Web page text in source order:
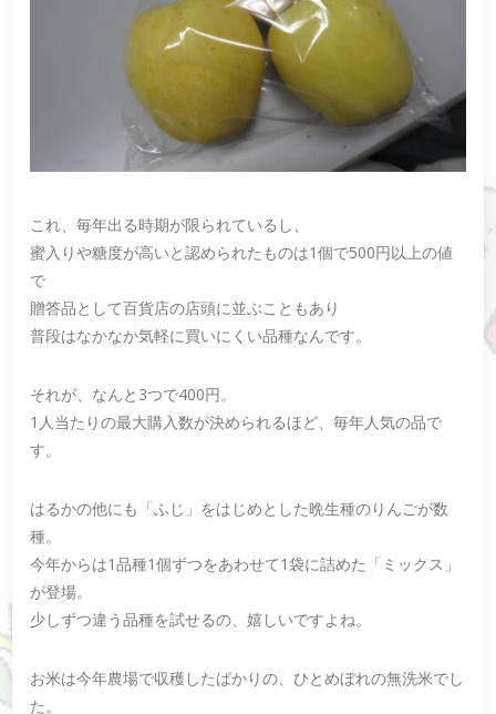
これ、毎年出る時期が限られているし、
蜜入りや糖度が高いと認められたものは1個で500円以上の値
で
贈答品として百貨店の店頭に並ぶこともあり
普段はなかなか気軽に買いにくい品種なんです。
それが、なんと3つで400円。
1人当たりの最大購入数が決められるほど、毎年人気の品で
す。
はるかの他にも「ふじ」をはじめとした晩生種のりんごが数
種。
今年からは1品種1個ずつをあわせて1袋に詰めた「ミックス」
が登場。
少しずつ違う品種を試せるの、嬉しいですよね。
お米は今年農場で収穫したばかりの、ひとめぼれの無洗米でし
た。